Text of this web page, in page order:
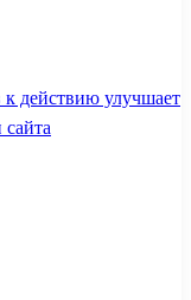
действию улучшает